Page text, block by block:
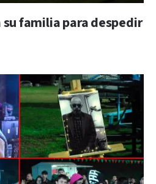
familia para despedir